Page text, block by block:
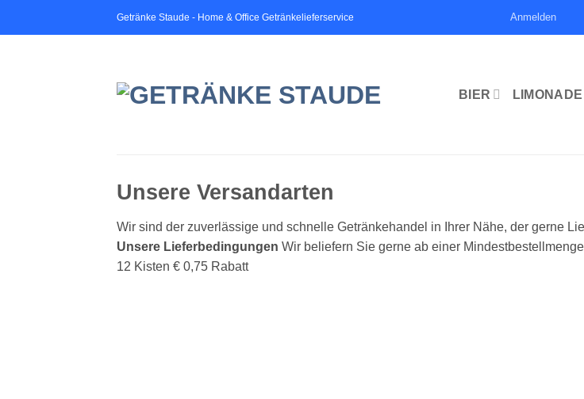
Getränke Staude - Home & Office Getränkelieferservice Anmelden
BIER LIMONADE
Unsere Versandarten
Wir sind der zuverlässige und schnelle Getränkehandel in Ihrer Nähe, der gerne
Unsere Lieferbedingungen Wir beliefern Sie gerne ab einer
12 Kisten € 0,75 Rabatt